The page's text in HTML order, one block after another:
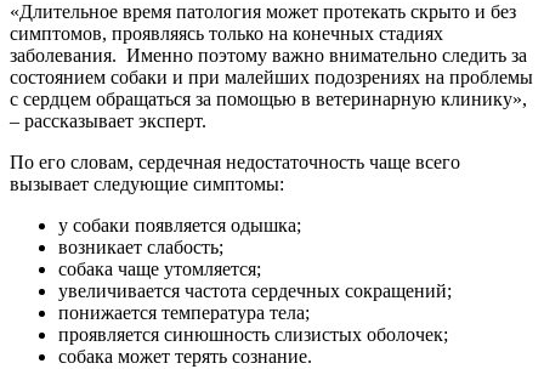
«Длительное время патология может протекать скрыто и без
симптомов, проявляясь только на конечных стадиях
заболевания. Именно поэтому важно внимательно следить за
состоянием собаки и при малейших подозрениях на проблемы
с сердцем обращаться за помощью в ветеринарную клинику»,
– рассказывает эксперт.
По его словам, сердечная недостаточность чаще всего
вызывает следующие симптомы:
у собаки появляется одышка;
возникает слабость;
собака чаще утомляется;
увеличивается частота сердечных сокращений;
понижается температура тела;
проявляется синюшность слизистых оболочек;
собака может терять сознание.